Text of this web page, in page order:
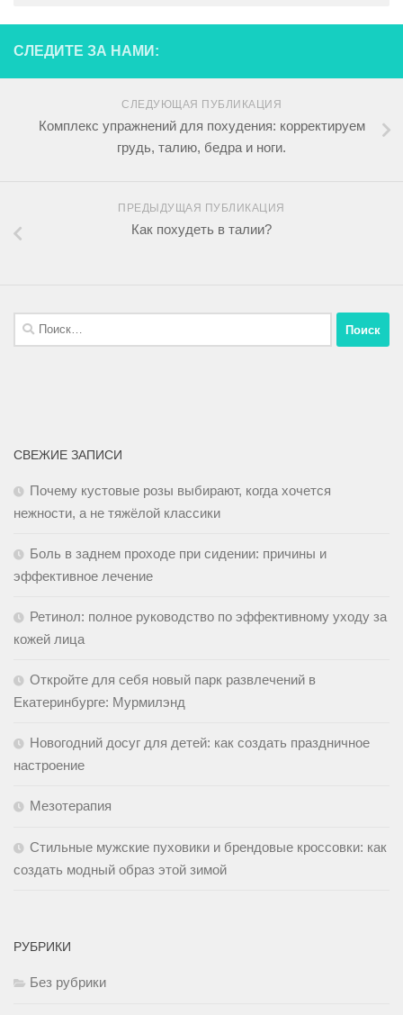
СЛЕДИТЕ ЗА НАМИ:
СЛЕДУЮЩАЯ ПУБЛИКАЦИЯ
Комплекс упражнений для похудения: корректируем
грудь, талию, бедра и ноги.
ПРЕДЫДУЩАЯ ПУБЛИКАЦИЯ
Как похудеть в талии?
СВЕЖИЕ ЗАПИСИ
Почему кустовые розы выбирают, когда хочется
нежности, а не тяжёлой классики
Боль в заднем проходе при сидении: причины и
эффективное лечение
Ретинол: полное руководство по эффективному уходу за
кожей лица
Откройте для себя новый парк развлечений в
Екатеринбурге: Мурмилэнд
Новогодний досуг для детей: как создать праздничное
настроение
Мезотерапия
Стильные мужские пуховики и брендовые кроссовки: как
создать модный образ этой зимой
РУБРИКИ
Без рубрики